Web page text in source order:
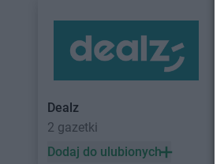
Dealz
2 gazetki
Dodaj do ulubionych